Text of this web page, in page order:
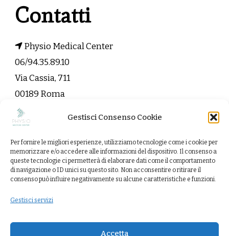
Gestisci Consenso Cookie
Per fornire le migliori esperienze, utilizziamo tecnologie come i cookie per
memorizzare e/o accedere alle informazioni del dispositivo. Il consenso a
queste tecnologie ci permetterà di elaborare dati come il comportamento
di navigazione o ID unici su questo sito. Non acconsentire o ritirare il
consenso può influire negativamente su alcune caratteristiche e funzioni.
Gestisci servizi
Accetta
Contatti
Physio Medical Center
06/94.35.89.10
Via Cassia, 711
00189 Roma
info@physiomedicalcenter.it
Contattaci
riservati.Vandana Health Coach | Sviluppato da